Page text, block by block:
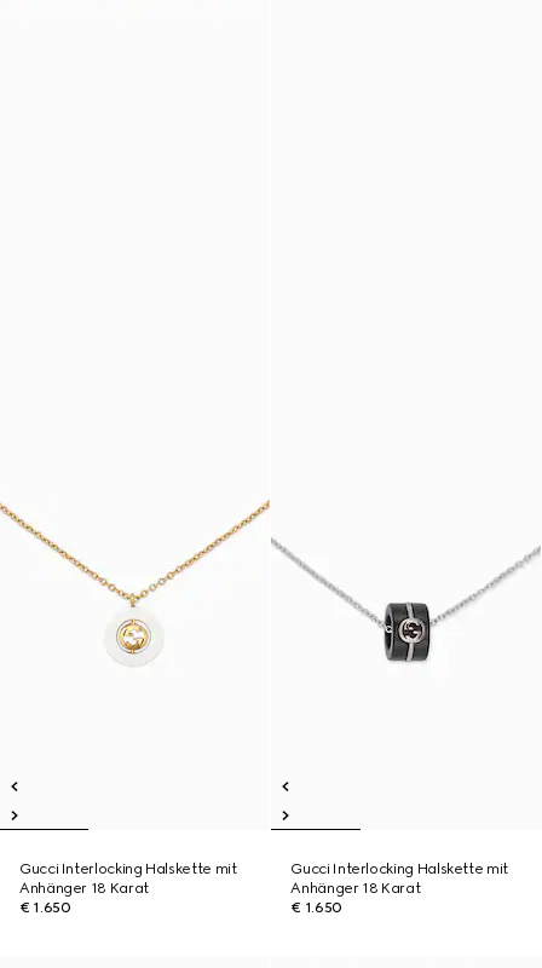
Gucci Interlocking Halskette mit
Anhänger 18 Karat
€ 1.650
Gucci Interlocking Halskette mit
Anhänger 18 Karat
€ 1.650